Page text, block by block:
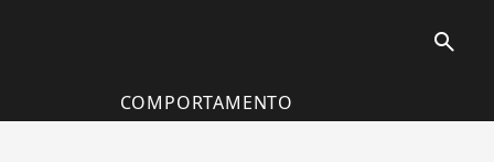
search
COMPORTAMENTO